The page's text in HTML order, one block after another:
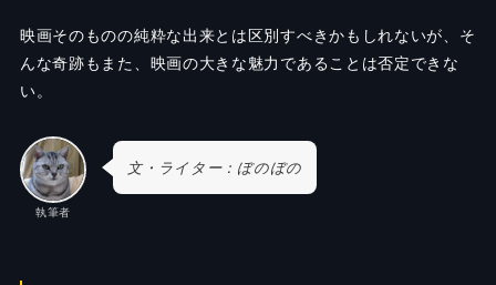
映画そのものの純粋な出来とは区別すべきかもしれないが、そ
んな奇跡もまた、映画の大きな魅力であることは否定できな
い。
執筆者
文・ライター：ぼのぼの